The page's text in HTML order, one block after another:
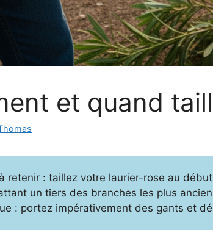
et quand
à retenir : taillez votre laurier-rose au
un tiers des branches les plus
: portez impérativement des gants et